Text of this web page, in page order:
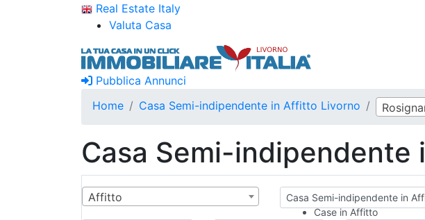
Real Estate Italy
Valuta Casa
Pubblica Annunci
Home
Casa Semi-indipendente in Affitto Livorno
Casa Semi-
Affitto
Casa Semi-indipendente in
Case in Affitto